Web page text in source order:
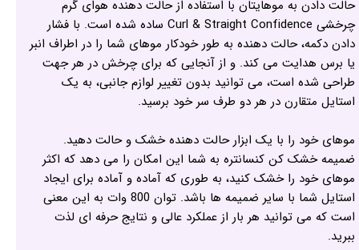
حالت دادن به موهایتان با استفاده از حالت دهنده هوای گرم
چرخشی Curl & Straight Confidence ساده شده است. با فشار
دادن دکمه، حالت دهنده به طور خودکار موهای شما را در اطراف انبر
یا برس هدایت می کند. و از آنجایی که برای چرخش در هر جهت
طراحی شده است، می توانید بدون تغییر لوازم جانبی، به یک
استایل متقارن در هر دو طرف سر خود برسید.
موهای خود را با یک ابزار حالت دهنده خشک و حالت دهید.
ضمیمه خشک کن کنسانتره به شما این امکان را می دهد که اکثر
موهای خود را خشک کنید، به طوری که آماده و آماده برای ایجاد
استایل شما با سایر ضمیمه ها باشد. توان 800 وات به این معنی
است که می توانید هر بار از عملکرد عالی و نتایج حرفه ای لذت
ببرید.